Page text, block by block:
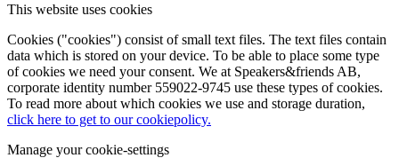
This website uses cookies
Cookies ("cookies") consist of small text files. The text files contain
data which is stored on your device. To be able to place some type
of cookies we need your consent. We at Speakers&friends AB,
corporate identity number 559022-9745 use these types of cookies.
To read more about which cookies we use and storage duration,
click here to get to our cookiepolicy.
Manage your cookie-settings